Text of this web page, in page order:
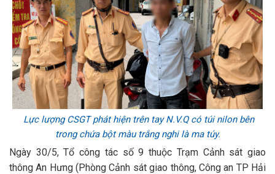
Lực lượng CSGT phát hiện trên tay N.V.Q có túi nilon bên
trong chứa bột màu trắng nghi là ma túy.
Ngày 30/5, Tổ công tác số 9 thuộc Trạm Cảnh sát giao
thông An Hưng (Phòng Cảnh sát giao thông, Công an TP Hải